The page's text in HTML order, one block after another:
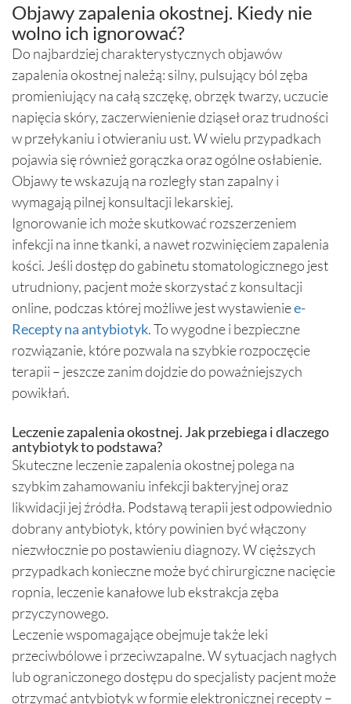
Objawy zapalenia okostnej. Kiedy nie
wolno ich ignorować?
Do najbardziej charakterystycznych objawów
zapalenia okostnej należą: silny, pulsujący ból zęba
promieniujący na całą szczękę, obrzęk twarzy, uczucie
napięcia skóry, zaczerwienienie dziąseł oraz trudności
w przełykaniu i otwieraniu ust. W wielu przypadkach
pojawia się również gorączka oraz ogólne osłabienie.
Objawy te wskazują na rozległy stan zapalny i
wymagają pilnej konsultacji lekarskiej.
Ignorowanie ich może skutkować rozszerzeniem
infekcji na inne tkanki, a nawet rozwinięciem zapalenia
kości. Jeśli dostęp do gabinetu stomatologicznego jest
utrudniony, pacjent może skorzystać z konsultacji
online, podczas której możliwe jest wystawieniee-
Recepty na antybiotyk. To wygodne i bezpieczne
rozwiązanie, które pozwala na szybkie rozpoczęcie
terapii – jeszcze zanim dojdzie do poważniejszych
powikłań.
Leczenie zapalenia okostnej. Jak przebiega i dlaczego
antybiotyk to podstawa?
Skuteczne leczenie zapalenia okostnej polega na
szybkim zahamowaniu infekcji bakteryjnej oraz
likwidacji jej źródła. Podstawą terapii jest odpowiednio
dobrany antybiotyk, który powinien być włączony
niezwłocznie po postawieniu diagnozy. W cięższych
przypadkach konieczne może być chirurgiczne nacięcie
ropnia, leczenie kanałowe lub ekstrakcja zęba
przyczynowego.
Leczenie wspomagające obejmuje także leki
przeciwbólowe i przeciwzapalne. W sytuacjach nagłych
lub ograniczonego dostępu do specjalisty pacjent może
otrzymać antybiotyk w formie elektronicznej recepty –